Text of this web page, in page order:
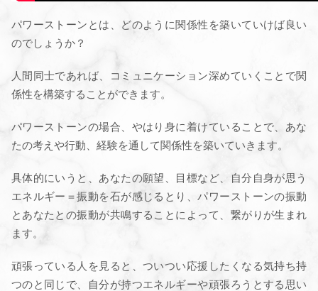
パワーストーンとは、どのように関係性を築いていけば良い
のでしょうか？
人間同士であれば、コミュニケーション深めていくことで関
係性を構築することができます。
パワーストーンの場合、やはり身に着けていることで、あな
たの考えや行動、経験を通して関係性を築いていきます。
具体的にいうと、あなたの願望、目標など、自分自身が思う
エネルギー＝振動を石が感じるとり、パワーストーンの振動
とあなたとの振動が共鳴することによって、繋がりが生まれ
ます。
頑張っている人を見ると、ついつい応援したくなる気持ち持
つのと同じで、自分が持つエネルギーや頑張ろうとする思い